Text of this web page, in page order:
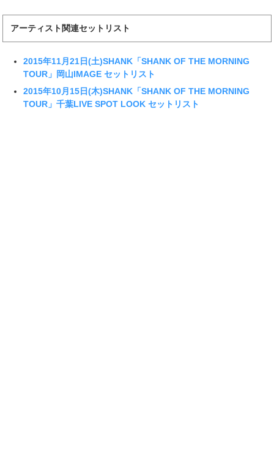
アーティスト関連セットリスト
2015年11月21日(土)SHANK「SHANK OF THE MORNING
TOUR」岡山IMAGE セットリスト
2015年10月15日(木)SHANK「SHANK OF THE MORNING
TOUR」千葉LIVE SPOT LOOK セットリスト